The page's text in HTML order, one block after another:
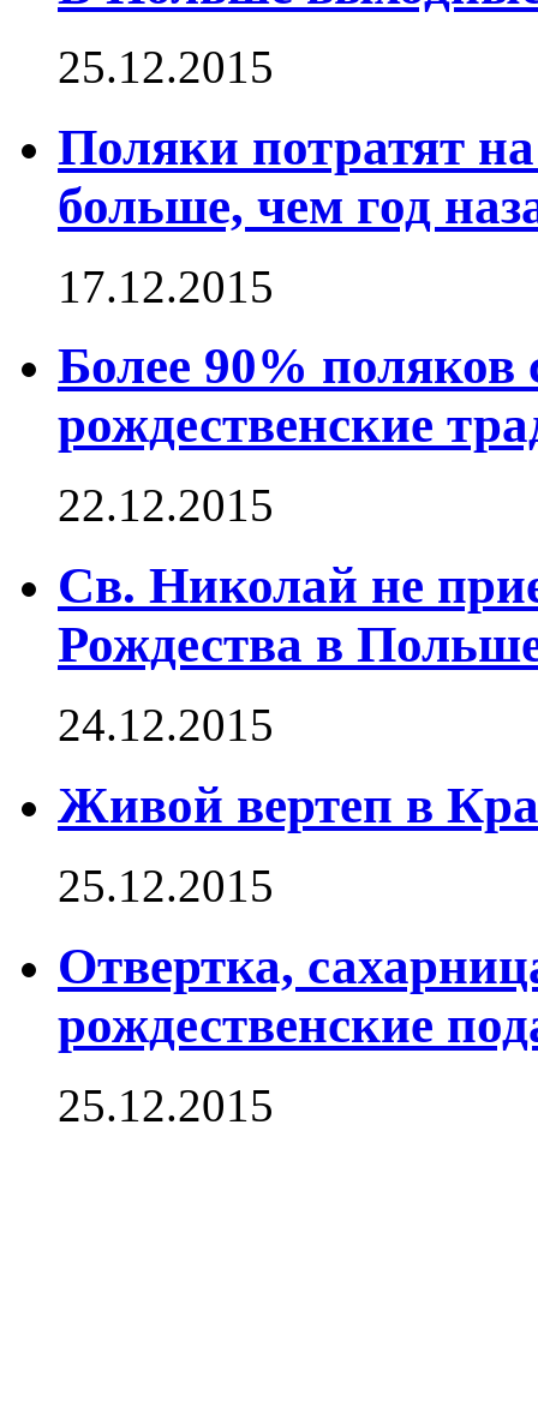
25.12.2015
Поляки потратят
больше, чем год
17.12.2015
Более 90% поляков
рождественские
22.12.2015
Св. Николай не
Рождества в
24.12.2015
Живой вертеп в
25.12.2015
Отвертка,
рождественские
25.12.2015